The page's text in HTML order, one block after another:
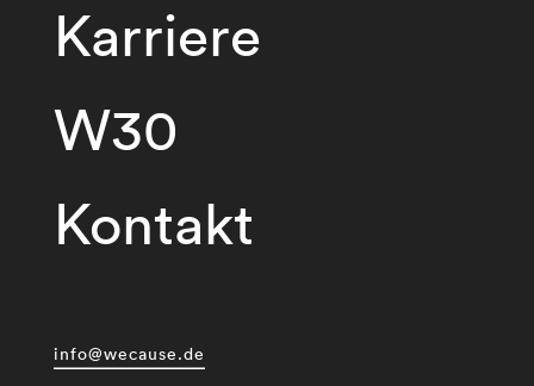
Karriere
W30
Kontakt
info@wecause.de